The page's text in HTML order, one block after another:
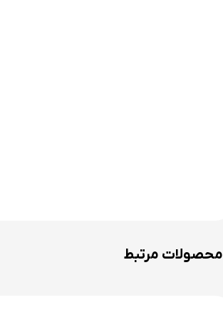
علت تفاوت قیمت زیاد کمان های سفارشی چپ
محصولات مرتبط